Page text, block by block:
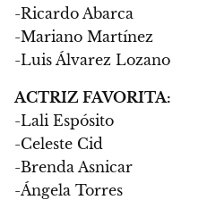
-Ricardo Abarca
-Mariano Martínez
-Luis Álvarez Lozano
ACTRIZ FAVORITA:
-Lali Espósito
-Celeste Cid
-Brenda Asnicar
-Ángela Torres